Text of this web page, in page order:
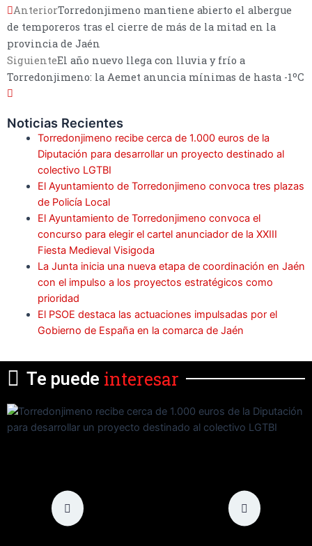
AnteriorTorredonjimeno mantiene abierto el albergue
de temporeros tras el cierre de más de la mitad en la
provincia de Jaén
SiguienteEl año nuevo llega con lluvia y frío a
Torredonjimeno: la Aemet anuncia mínimas de hasta -1ºC
Noticias Recientes
Torredonjimeno recibe cerca de 1.000 euros de la
Diputación para desarrollar un proyecto destinado al
colectivo LGTBI
El Ayuntamiento de Torredonjimeno convoca tres plazas
de Policía Local
El Ayuntamiento de Torredonjimeno convoca el
concurso para elegir el cartel anunciador de la XXIII
Fiesta Medieval Visigoda
La Junta inicia una nueva etapa de coordinación en Jaén
con el impulso a los proyectos estratégicos como
prioridad
El PSOE destaca las actuaciones impulsadas por el
Gobierno de España en la comarca de Jaén
Te puede interesar